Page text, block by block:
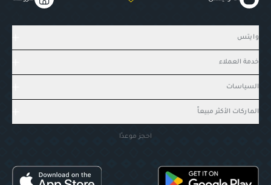
وايتس
خدمة العملاء
السياسات
الماركات الأكثر مبيعاً
احجز موعدًا